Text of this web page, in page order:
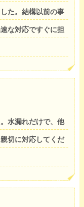
た。結構以前の事
な対応ですぐに担
水漏れだけで、他
切に対応してくだ